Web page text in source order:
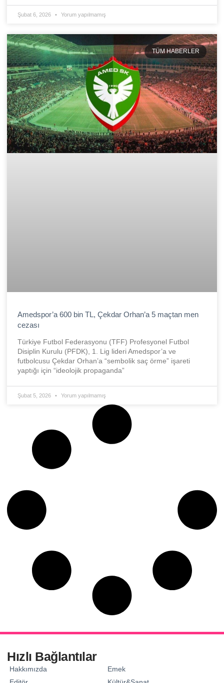
Şubat 6, 2026 Yorum yapılmamış
TÜM HABERLER
Amedspor’a 600 bin TL, Çekdar Orhan’a 5 maçtan men
cezası
Türkiye Futbol Federasyonu (TFF) Profesyonel Futbol
Disiplin Kurulu (PFDK), 1. Lig lideri Amedspor’a ve
futbolcusu Çekdar Orhan’a “sembolik saç örme” işareti
yaptığı için “ideolojik propaganda”
Şubat 5, 2026 Yorum yapılmamış
Hızlı Bağlantılar
Hakkımızda
Emek